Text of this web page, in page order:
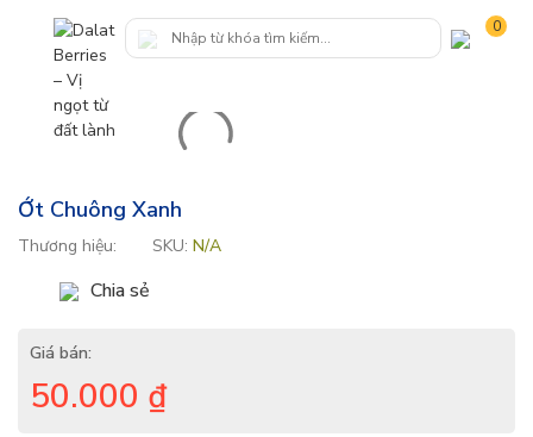
0
Ớt Chuông Xanh
Thương hiệu: SKU: N/A
Chia sẻ
Giá bán:
50.000 ₫